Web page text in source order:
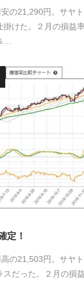
の21,290円。サヤ
掛けた。２月の損益
…
定！
の21,503円。サヤ
スだった。２月の損